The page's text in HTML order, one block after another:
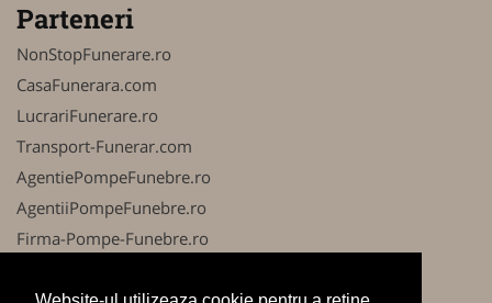
Parteneri
NonStopFunerare.ro
CasaFunerara.com
LucrariFunerare.ro
Transport-Funerar.com
AgentiePompeFunebre.ro
AgentiiPompeFunebre.ro
Firma-Pompe-Funebre.ro